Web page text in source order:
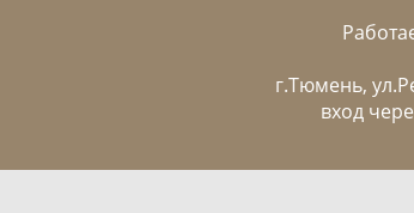
г.Тюмень,
вход